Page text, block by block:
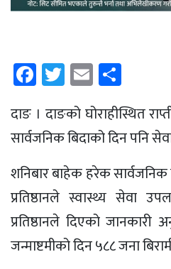
Facebook
Twitter
Email
दाङ । दाङको घोराहीस्थित
सार्वजनिक बिदाको दिन पनि
शनिबार बाहेक हरेक सार्वजनिक
प्रतिष्ठानले स्वास्थ्य सेवा
प्रतिष्ठानले दिएको
जन्माष्टमीको दिन ५८८ जना